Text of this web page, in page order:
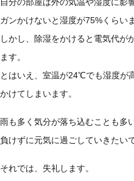
ガンかけないと湿度が75%くらい
しかし、除湿をかけると電気代が
ます。
とはいえ、室温が24℃でも湿度が
かけてしまいます。
雨も多く気分が落ち込むことも多
負けずに元気に過ごしていきたい
それでは、失礼します。